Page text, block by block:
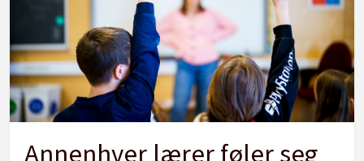
Annenhver lærer føler seg